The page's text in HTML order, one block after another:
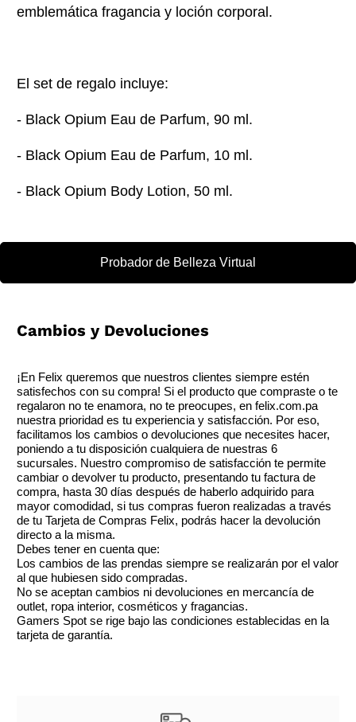
emblemática fragancia y loción corporal.
El set de regalo incluye:
- Black Opium Eau de Parfum, 90 ml.
- Black Opium Eau de Parfum, 10 ml.
- Black Opium Body Lotion, 50 ml.
Probador de Belleza Virtual
Cambios y Devoluciones
¡En Felix queremos que nuestros clientes siempre estén
satisfechos con su compra! Si el producto que compraste o te
regalaron no te enamora, no te preocupes, en felix.com.pa
nuestra prioridad es tu experiencia y satisfacción. Por eso,
facilitamos los cambios o devoluciones que necesites hacer,
poniendo a tu disposición cualquiera de nuestras 6
sucursales. Nuestro compromiso de satisfacción te permite
cambiar o devolver tu producto, presentando tu factura de
compra, hasta 30 días después de haberlo adquirido para
mayor comodidad, si tus compras fueron realizadas a través
de tu Tarjeta de Compras Felix, podrás hacer la devolución
directo a la misma.
Debes tener en cuenta que:
Los cambios de las prendas siempre se realizarán por el valor
al que hubiesen sido compradas.
No se aceptan cambios ni devoluciones en mercancía de
outlet, ropa interior, cosméticos y fragancias.
Gamers Spot se rige bajo las condiciones establecidas en la
tarjeta de garantía.